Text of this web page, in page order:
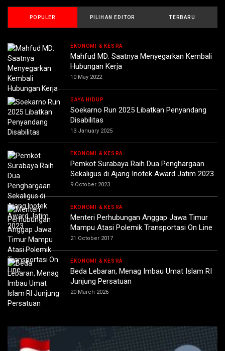
POPULER PILIHAN EDITOR TERBARU
EKONOMI & KESRA
Mahfud MD: Saatnya Menyegarkan Kembali
Hubungan Kerja
10 May 2022
GAYA HIDUP
Soekarno Run 2025 Libatkan Penyandang
Disabilitas
13 January 2025
EKONOMI & KESRA
Pemkot Surabaya Raih Dua Penghargaan
Sekaligus di Ajang Inotek Award Jatim 2023
9 October 2023
EKONOMI & KESRA
Menteri Perhubungan Anggap Jawa Timur
Mampu Atasi Polemik Transportasi On Line
21 October 2017
EKONOMI & KESRA
Beda Lebaran, Menag Imbau Umat Islam RI
Junjung Persatuan
20 March 2026